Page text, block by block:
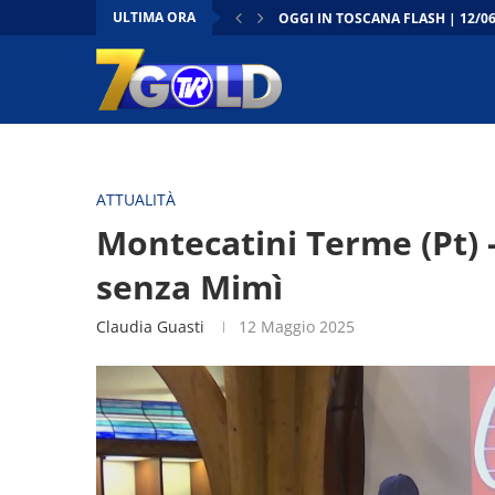
ULTIMA ORA
OGGI IN TOSCANA FLASH | 12/
ATTUALITÀ
Montecatini Terme
senza Mimì
Claudia Guasti 12 Maggio 2025
Video
Player